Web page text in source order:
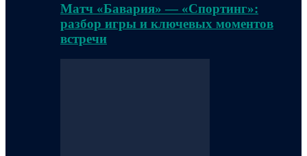
Матч «Бавария» — «Спортинг»:
разбор игры и ключевых моментов
встречи